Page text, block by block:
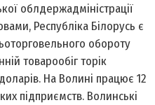
облдержадміністрації
Республіка Білорусь є
обороту
товарообіг торік
На Волинi працює 12
пiдприємств. Волинськi